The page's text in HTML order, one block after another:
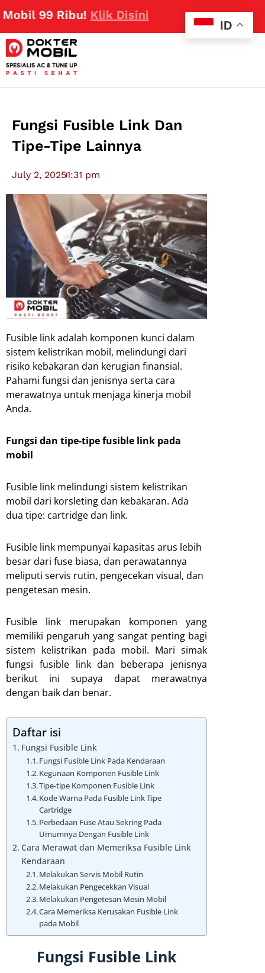
Ribu!Klik Disini
Fungsi Fusible Link Dan
Tipe-Tipe Lainnya
July 2, 20251:31 pm
Fusible link adalah komponen kunci dalam
sistem kelistrikan mobil, melindungi dari
risiko kebakaran dan kerugian finansial.
Pahami fungsi dan jenisnya serta cara
merawatnya untuk menjaga kinerja mobil
Anda.
Fungsi dan tipe-tipe fusible link pada
mobil
Fusible link melindungi sistem kelistrikan
mobil dari korsleting dan kebakaran. Ada
dua tipe: cartridge dan link.
Fusible link mempunyai kapasitas arus lebih
besar dari fuse biasa, dan perawatannya
meliputi servis rutin, pengecekan visual, dan
pengetesan mesin.
Fusible link merupakan komponen yang
memiliki pengaruh yang sangat penting bagi
sistem kelistrikan pada mobil. Mari simak
fungsi fusible link dan beberapa jenisnya
berikut ini supaya dapat merawatnya
dengan baik dan benar.
Daftar isi
Fungsi Fusible Link
Fungsi Fusible Link Pada Kendaraan
Kegunaan Komponen Fusible Link
Tipe-tipe Komponen Fusible Link
Kode Warna Pada Fusible Link Tipe
Cartridge
Perbedaan Fuse Atau Sekring Pada
Umumnya Dengan Fusible Link
Cara Merawat dan Memeriksa Fusible Link
Kendaraan
Melakukan Servis Mobil Rutin
Melakukan Pengecekkan Visual
Melakukan Pengetesan Mesin Mobil
Cara Memeriksa Kerusakan Fusible Link
pada Mobil
Fungsi Fusible Link
ID